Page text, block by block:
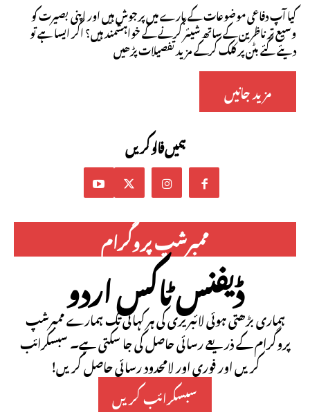
کیا آپ دفاعی موضوعات کے بارے میں پرجوش ہیں اور اپنی بصیرت کو
وسیع تر ناظرین کے ساتھ شیئر کرنے کے خواہشمند ہیں؟ اگر ایسا ہے تو
دیئے گئے بٹن پر کلک کرکے مزید تفصیلات پڑھیں
مزید جانیں
ہمیں فالو کریں
ممبرشپ پروگرام
ڈیفنس ٹاکس اردو
ہماری بڑھتی ہوئی لائبریری کی ہر کہانی تک ہمارے ممبرشپ
پروگرام کے ذریعے رسائی حاصل کی جا سکتی ہے۔ سبسکرائب
کریں اور فوری اور لامحدود رسائی حاصل کریں!
سبسکرائب کریں